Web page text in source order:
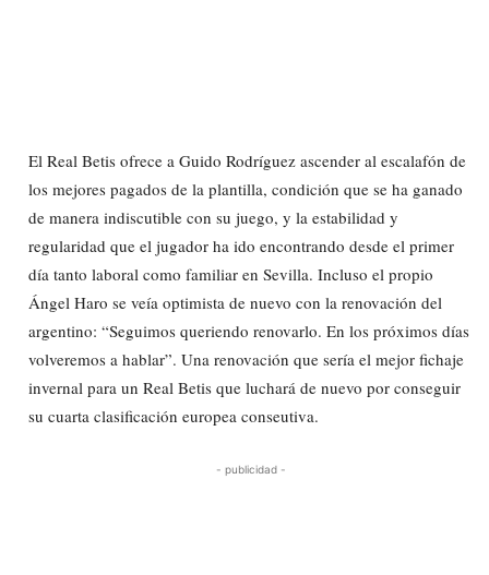
El Real Betis ofrece a Guido Rodríguez ascender al escalafón de
los mejores pagados de la plantilla, condición que se ha ganado
de manera indiscutible con su juego, y la estabilidad y
regularidad que el jugador ha ido encontrando desde el primer
día tanto laboral como familiar en Sevilla. Incluso el propio
Ángel Haro se veía optimista de nuevo con la renovación del
argentino: “Seguimos queriendo renovarlo. En los próximos días
volveremos a hablar”. Una renovación que sería el mejor fichaje
invernal para un Real Betis que luchará de nuevo por conseguir
su cuarta clasificación europea conseutiva.
- publicidad -